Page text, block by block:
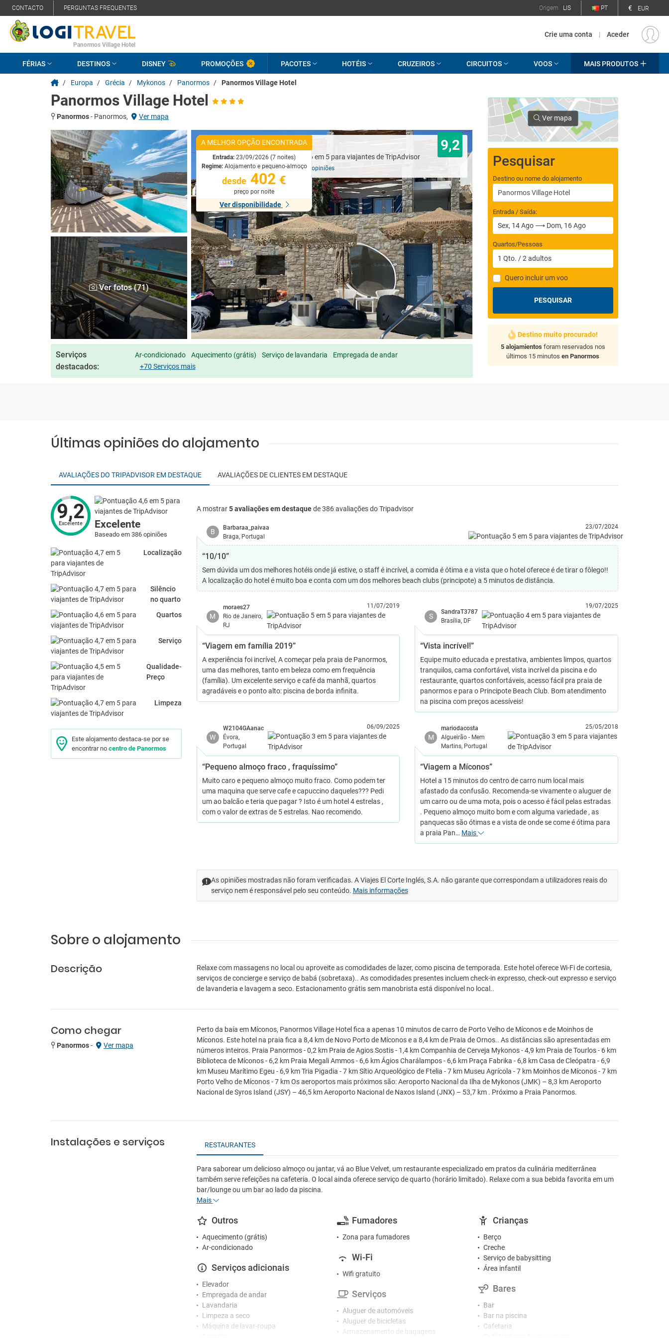
CONTACTO PERGUNTAS FREQUENTES Origem LIS PT € EUR
Panormos Village Hotel
Crie uma conta | Aceder
FÉRIAS DESTINOS DISNEY PROMOÇÕES PACOTES HOTÉIS CRUZEIROS CIRCUITOS VOOS MAIS PRODUTOS
/ Europa / Grécia / Mykonos / Panormos / Panormos Village Hotel
Panormos Village Hotel
Panormos- Panormos, Ver mapa
Ver fotos (71)
Excelente 9,2
Baseado em386 opiniões
A MELHOR OPÇÃO ENCONTRADA
Entrada:23/09/2026 (7 noites)
Regime: Alojamento e pequeno-almoço
desde 402 €
preço por noite
Ver disponibilidade
Serviços
destacados:
Ar-condicionado Aquecimento (grátis) Serviço de lavandaria
Empregada de andar
+70 Serviços mais
Ver mapa
Pesquisar
Destino ou nome do alojamento
Entrada / Saída:
Quartos/Pessoas
1 Qto. /2 adultos
Quero incluir um voo
PESQUISAR
Destino muito procurado!
5 alojamientos foram reservados nos
últimos 15 minutosen Panormos
Últimas opiniões do alojamento
AVALIAÇÕES DO TRIPADVISOR EM DESTAQUE AVALIAÇÕES DE CLIENTES EM DESTAQUE
9,2
Excelente Excelente
Baseado em 386 opiniões
Localização
Silêncio
no quarto
Quartos
Serviço
Qualidade-
Preço
Limpeza
Este alojamento destaca-se por se
encontrar no centro de Panormos
A mostrar5 avaliações em destaquede 386 avaliações do Tripadvisor
B
Barbaraa_paivaa
Braga, Portugal
23/07/2024
“10/10”
Sem dúvida um dos melhores hotéis onde já estive, o staff é incrível, a comida é ótima e a vista que o hotel oferece é de tirar o fôlego!!
A localização do hotel é muito boa e conta com um dos melhores beach clubs (principote) a 5 minutos de distância.
M
moraes27
Rio de Janeiro,
RJ
11/07/2019
“Viagem em família 2019”
A experiência foi incrível, A começar pela praia de Panormos,
uma das melhores, tanto em beleza como em frequência
(família). Um excelente serviço e café da manhã, quartos
agradáveis e o ponto alto: piscina de borda infinita.
S
SandraT3787
Brasília, DF
19/07/2025
“Vista incrível!”
Equipe muito educada e prestativa, ambientes limpos, quartos
tranquilos, cama confortável, vista incrível da piscina e do
restaurante, quartos confortáveis, acesso fácil pra praia de
panormos e para o Principote Beach Club. Bom atendimento
na piscina com preços acessíveis!
W
W2104GAanac
Évora,
Portugal
06/09/2025
“Pequeno almoço fraco , fraquíssimo”
Muito caro e pequeno almoço muito fraco. Como podem ter
uma maquina que serve cafe e capuccino daqueles??? Pedi
um ao balcão e teria que pagar ? Isto é um hotel 4 estrelas ,
com o valor de extras de 5 estrelas. Nao recomendo.
M
mariodacosta
Algueirão - Mem
Martins, Portugal
25/05/2018
“Viagem a Míconos”
Hotel a 15 minutos do centro de carro num local mais
afastado da confusão. Recomenda-se vivamente o aluguer de
um carro ou de uma mota, pois o acesso é fácil pelas estradas
. Pequeno almoço muito bom e com alguma variedade , as
panquecas são ótimas e a vista de onde se come é ótima para
a praia Pan… Mais
As opiniões mostradas não foram verificadas. A Viajes El Corte Inglés, S.A. não garante que correspondam a utilizadores reais do
serviço nem é responsável pelo seu conteúdo. Mais informações
Sobre o alojamento
Descrição
Relaxe com massagens no local ou aproveite as comodidades de lazer, como piscina de temporada. Este hotel oferece Wi-Fi de cortesia,
serviços de concierge e serviço de babá (sobretaxa).. As comodidades presentes incluem check-in expresso, check-out expresso e serviço
de lavanderia e lavagem a seco. Estacionamento grátis sem manobrista está disponível no local..
Como chegar
Panormos- Ver mapa
Perto da baía em Míconos, Panormos Village Hotel fica a apenas 10 minutos de carro de Porto Velho de Míconos e de Moinhos de
Míconos. Este hotel na praia fica a 8,4 km de Novo Porto de Míconos e a 8,4 km de Praia de Ornos.. As distâncias são apresentadas em
números inteiros. Praia Panormos - 0,2 km Praia de Agios Sostis - 1,4 km Companhia de Cerveja Mykonos - 4,9 km Praia de Tourlos - 6 km
Biblioteca de Míconos - 6,2 km Praia Megali Ammos - 6,6 km Ágios Charálampos - 6,6 km Praça Fabrika - 6,8 km Casa de Cleópatra - 6,9
km Museu Marítimo Egeu - 6,9 km Tria Pigadia - 7 km Sítio Arqueológico de Ftelia - 7 km Museu Agrícola - 7 km Moinhos de Míconos - 7 km
Porto Velho de Míconos - 7 km Os aeroportos mais próximos são: Aeroporto Nacional da Ilha de Mykonos (JMK) – 8,3 km Aeroporto
Nacional de Syros Island (JSY) – 46,5 km Aeroporto Nacional de Naxos Island (JNX) – 53,7 km . Próximo a Praia Panormos.
Instalações e serviços RESTAURANTES
Para saborear um delicioso almoço ou jantar, vá ao Blue Velvet, um restaurante especializado em pratos da culinária mediterrânea
também serve refeições na cafeteria. O local ainda oferece serviço de quarto (horário limitado). Relaxe com a sua bebida favorita em um
bar/lounge ou um bar ao lado da piscina.
Mais
Outros
Aquecimento (grátis)
Ar-condicionado
Serviços adicionais
Elevador
Empregada de andar
Lavandaria
Limpeza a seco
Máquina de lavar-roupa
Fumadores
Zona para fumadores
Wi-Fi
Wifi gratuito
Serviços
Aluguer de automóveis
Aluguer de bicicletas
Armazenamento de bagagens
Crianças
Berço
Creche
Serviço de babysitting
Área infantil
Bares
Bar
Bar na piscina
Cafetaria